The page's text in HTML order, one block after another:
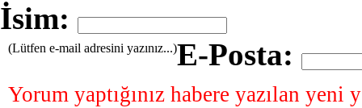
İsim:
E-Posta:
(Lütfen e-mail adresini yazınız...)
Yorum yaptığınız habere yazılan